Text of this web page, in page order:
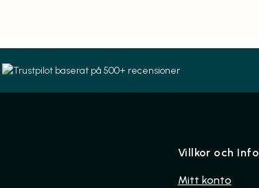
baserat på 500+ recensioner
Villkor och Info
Mitt konto